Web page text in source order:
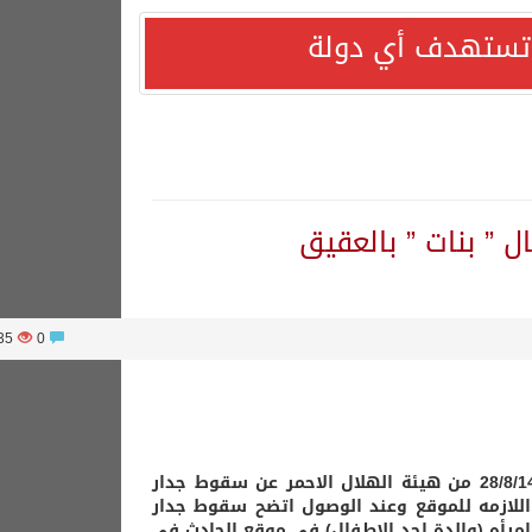
تستهدف أي دولة
3535
تبلغنا في تمام الساعه 10:56 من مساء هذا اليوم الجمعه الموافق 28/8/1440 من هيئة الهلال الاحمر عن سقوط جدار
للموقع وعند الوصول اتضح سقوط جدار